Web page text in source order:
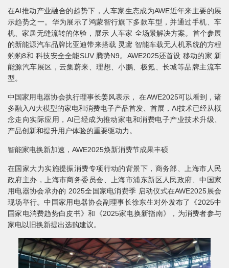
在AI推动产业融合的趋势下，人车家生态成为AWE近年来主要的展
示趋势之一。华为展示了鸿蒙智行旗下多款车型，并通过手机、车
机、家居无缝流转的体验，展示 人车家 全场景解决方案。首个参展
的新能源汽车品牌比亚迪带来搭载 灵鸢 智能车载无人机系统的方程
豹豹8和 科技安全全能SUV 腾势N9。AWE2025还首设 移动的家 新
能源汽车展区，云集蔚来、理想、小鹏、极氪、长城等品牌主流车
型。
中国家用电器协会执行理事长姜风表示， 在AWE2025可以看到，诸
多融入AI大模型的家电和消费电子产品首发、首展，AI技术已经从概
念走向实际应用，AI已经成为推动家电和消费电子产业技术升级、
产品创新和提升用户体验的重要驱动力。
智能家电换新加速，AWE2025焕新消费节成果丰硕
在国家大力实施提振消费专项行动的背景下，商务部、上海市人民
政府主办，上海市商务委员会、上海市浦东新区人民政府、中国家
用电器协会承办的 2025全国家电消费季 启动仪式在AWE2025展会
现场举行。中国家用电器协会副理事长徐东生对外发布了《2025中
国家电消费趋势白皮书》和《2025家电换新指南》，为消费者参与
家电以旧换新提出选购建议。